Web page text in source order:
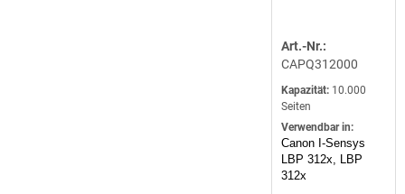
Art.-Nr.:
CAPQ312000
Kapazität: 10.000
Seiten
Verwendbar in:
Canon I-Sensys
LBP 312x, LBP
312x